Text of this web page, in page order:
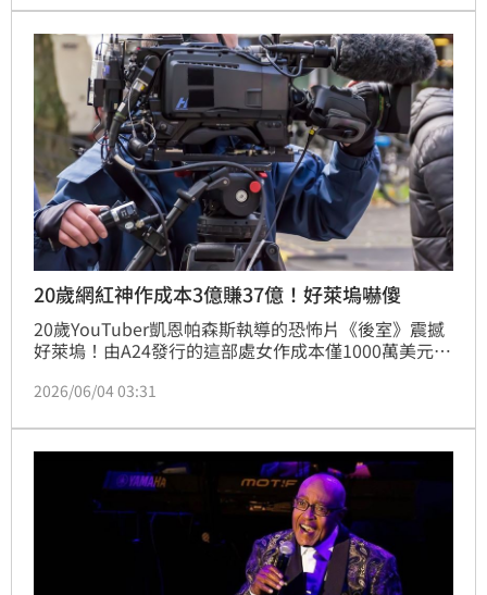
直呼羨慕這段歷久彌新的神仙友情。
20歲網紅神作成本3億賺37億！好萊塢嚇傻
20歲YouTuber凱恩帕森斯執導的恐怖片《後室》震撼
好萊塢！由A24發行的這部處女作成本僅1000萬美元，
怖片紀錄，更超越斥資巨額的《星際大戰》系列新片。
房冠軍導演。這部以低成本挑戰大製作的成功案例，展
現了新世代影音創作者的商業潛力，更讓傳統好萊塢片
商感到威脅，重新定義了電影產業的成功模式。
2026/06/04 03:31